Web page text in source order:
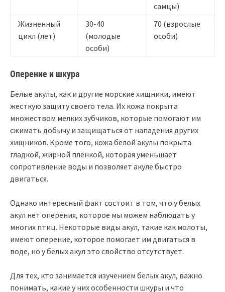
самцы)
Жизненный
цикл (лет)
30-40
(молодые
особи)
70 (взрослые
особи)
Оперение и шкура
Белые акулы, как и другие морские хищники, имеют
жесткую защиту своего тела. Их кожа покрыта
множеством мелких зубчиков, которые помогают им
сжимать добычу и защищаться от нападения других
хищников. Кроме того, кожа белой акулы покрыта
гладкой, жирной пленкой, которая уменьшает
сопротивление воды и позволяет акуле быстро
двигаться.
Однако интересный факт состоит в том, что у белых
акул нет оперения, которое мы можем наблюдать у
многих птиц. Некоторые виды акул, такие как молоты,
имеют оперение, которое помогает им двигаться в
воде, но у белых акул это свойство отсутствует.
Для тех, кто занимается изучением белых акул, важно
понимать, какие у них особенности шкуры и что